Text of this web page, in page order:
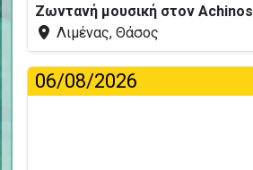
Ζωντανή μουσική στον Achinos
Λιμένας, Θάσος
06/08/2026